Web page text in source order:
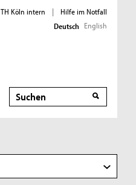
TH Köln intern |
Hilfe im Notfall
Deutsch English
Suche